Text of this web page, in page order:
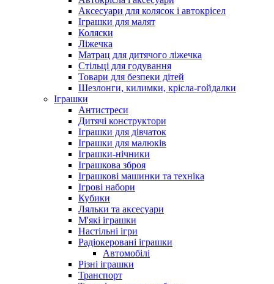
Аксесуари для колясок і автокрісел
Іграшки для малят
Коляски
Ліжечка
Матрац для дитячого ліжечка
Стільці для годування
Товари для безпеки дітей
Шезлонги, килимки, крісла-гойдалки
Іграшки
Антистреси
Дитячі конструктори
Іграшки для дівчаток
Іграшки для малюків
Іграшки-нічники
Іграшкова зброя
Іграшкові машинки та техніка
Ігрові набори
Кубики
Ляльки та аксесуари
М'які іграшки
Настільні ігри
Радіокеровані іграшки
Автомобілі
Різні іграшки
Транспорт